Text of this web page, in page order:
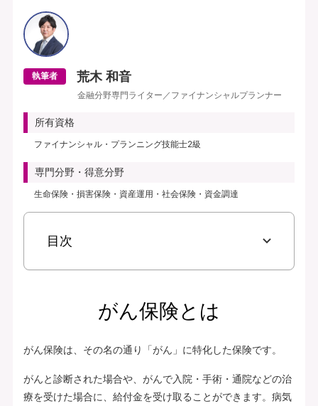
無料で相談予約
執筆者 荒木 和音
金融分野専門ライター／ファイナンシャルプランナー
所有資格
ファイナンシャル・プランニング技能士2級
専門分野・得意分野
生命保険・損害保険・資産運用・社会保険・資金調達
目次
がん保険とは
がん保険は、その名の通り「がん」に特化した保険です。
がんと診断された場合や、がんで入院・手術・通院などの治
療を受けた場合に、給付金を受け取ることができます。病気